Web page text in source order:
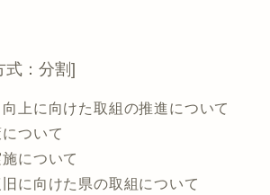
：分割]
上に向けた取組の推進について
ついて
について
に向けた県の取組について